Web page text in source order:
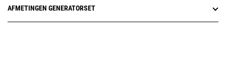
AFMETINGEN GENERATORSET